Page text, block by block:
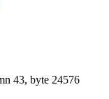
43, byte 24576